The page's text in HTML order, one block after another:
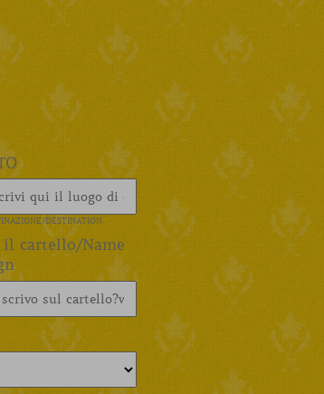
DESTINATION
il cartello/Name